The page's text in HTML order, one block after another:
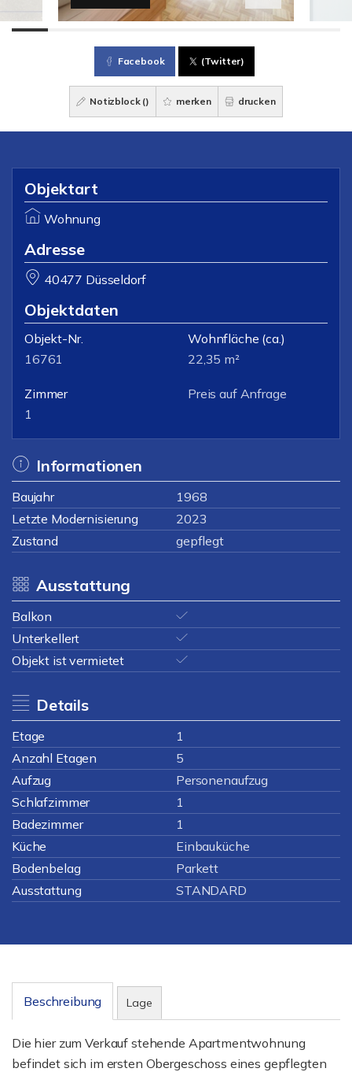
Facebook (Twitter)
Notizblock () merken drucken
Objektart
Wohnung
Adresse
40477 Düsseldorf
Objektdaten
Objekt-Nr.
16761
Wohnfläche (ca.)
22,35 m²
Zimmer
1
Preis auf Anfrage
Informationen
Baujahr
1968
Letzte Modernisierung
2023
Zustand
gepflegt
Ausstattung
Balkon
Unterkellert
Objekt ist vermietet
Details
Etage
1
Anzahl Etagen
5
Aufzug
Personenaufzug
Schlafzimmer
1
Badezimmer
1
Küche
Einbauküche
Bodenbelag
Parkett
Ausstattung
STANDARD
Beschreibung Lage
Die hier zum Verkauf stehende Apartmentwohnung
befindet sich im ersten Obergeschoss eines gepflegten